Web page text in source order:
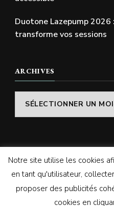
Duotone Lazepump
transforme vos sessions
ARCHIVES
Archives
© Copyright 2026
droits réservés.Vilva |
Themes.
Notre site utilise les cookies
en tant qu'utilisateur,
proposer des publicités
cookies en